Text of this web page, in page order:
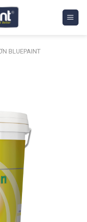
BLUEPAINT